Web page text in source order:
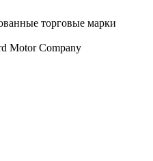
торговые марки
Motor Company